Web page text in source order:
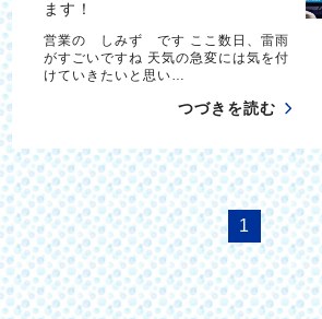
ます！
営業の しみず です ここ数日、雷雨
がすごいですね 天気の急変には気を付
けていきたいと思い…
つづきを読む
1